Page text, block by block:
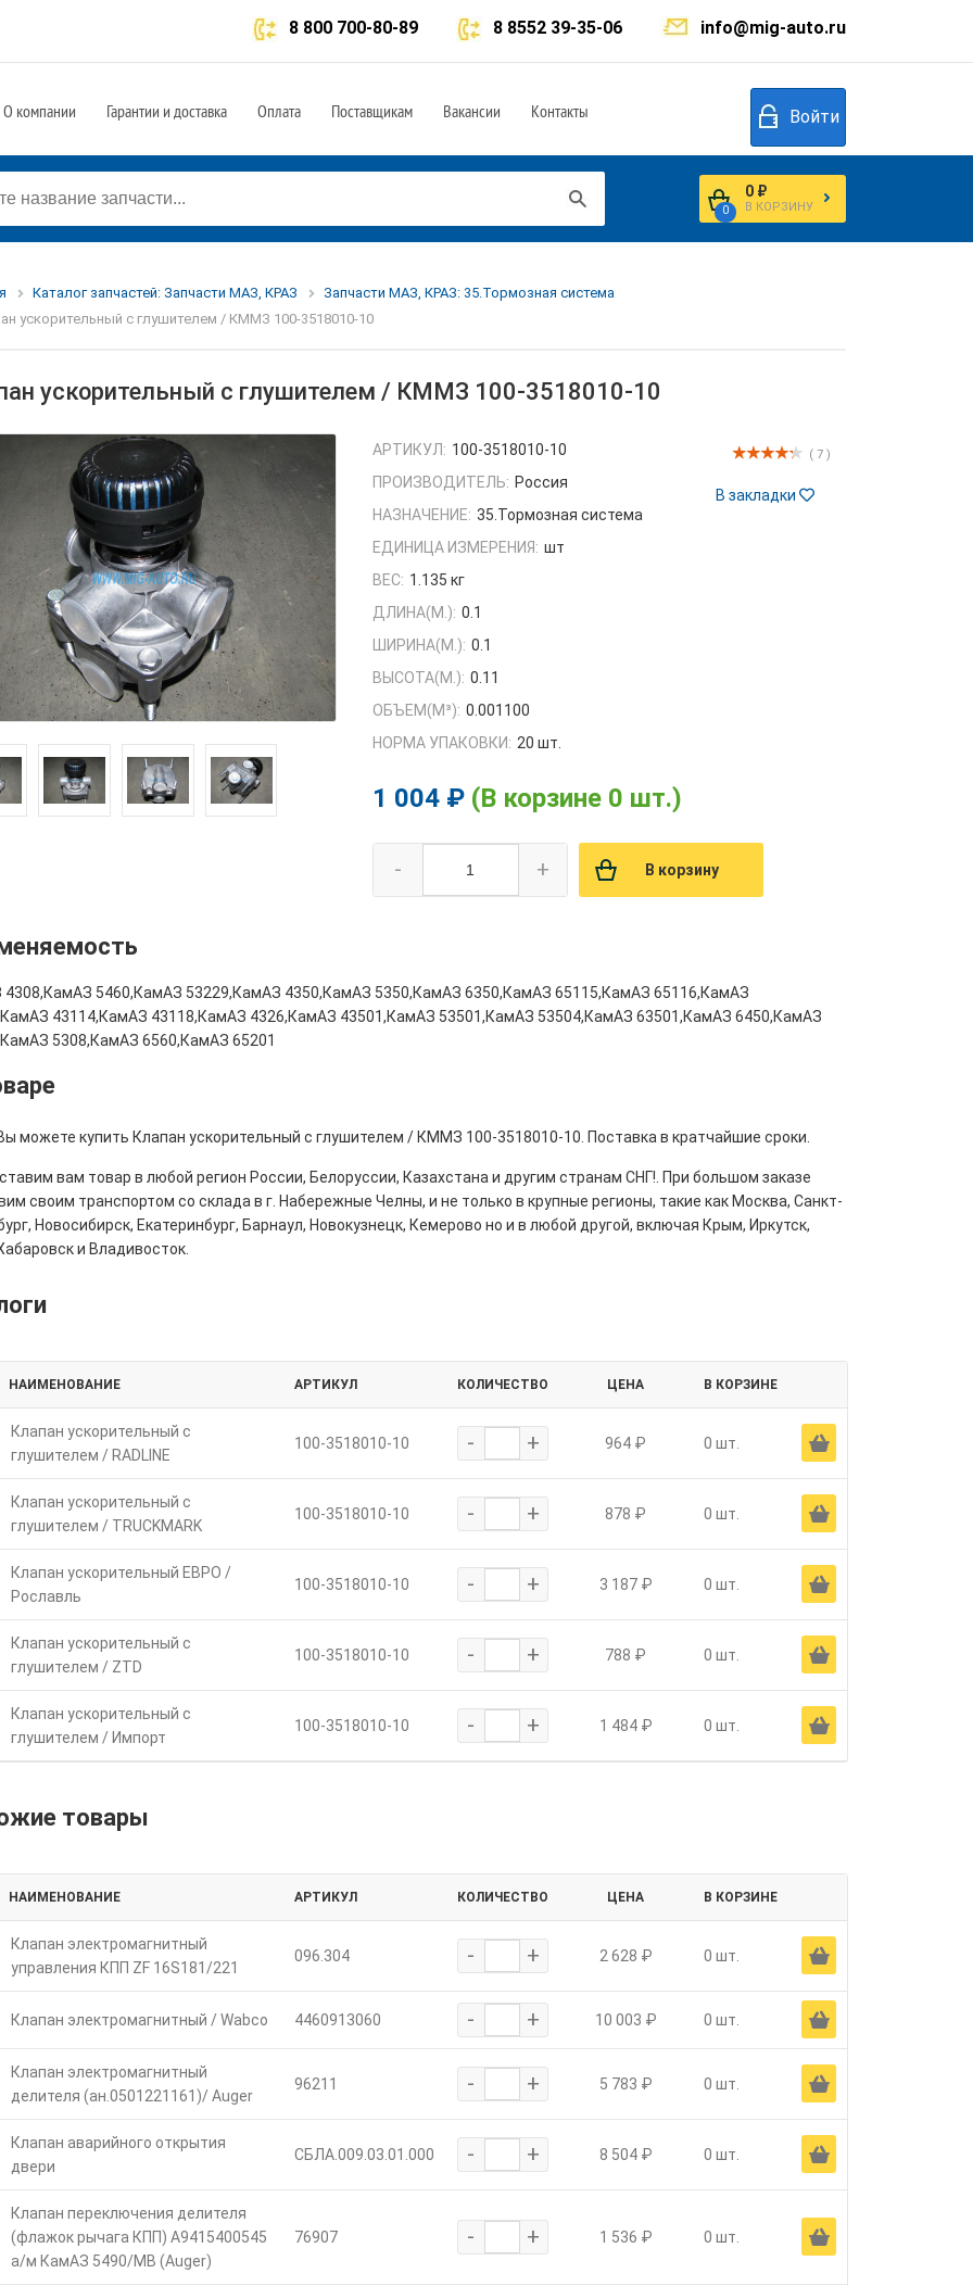
info@mig-auto.ru
8 8552 39-35-06
8 800 700-80-89
О компании Гарантии и доставка Оплата Поставщикам Вакансии Контакты Войти
0
0 ₽
В КОРЗИНУ
Каталог запчастей: Запчасти МАЗ, КРАЗ
Запчасти МАЗ, КРАЗ: 35.Тормозная система
ускорительный с глушителем / КММЗ 100-3518010-10
ускорительный с глушителем / КММЗ 100-3518010-10
( 7 )
В закладки
АРТИКУЛ: 100-3518010-10
ПРОИЗВОДИТЕЛЬ: Россия
НАЗНАЧЕНИЕ: 35.Тормозная система
ЕДИНИЦА ИЗМЕРЕНИЯ: шт
ВЕС: 1.135 кг
ДЛИНА(М.): 0.1
ШИРИНА(М.): 0.1
ВЫСОТА(М.): 0.11
ОБЪЕМ(M³): 0.001100
НОРМА УПАКОВКИ: 20 шт.
1 004 ₽ (В корзине 0 шт.)
- + В корзину
5460,КамАЗ 53229,КамАЗ 4350,КамАЗ 5350,КамАЗ 6350,КамАЗ 65115,КамАЗ 65116,КамАЗ
43114,КамАЗ 43118,КамАЗ 4326,КамАЗ 43501,КамАЗ 53501,КамАЗ 53504,КамАЗ 63501,КамАЗ 6450,КамАЗ
5308,КамАЗ 6560,КамАЗ 65201
можете купить Клапан ускорительный с глушителем / КММЗ 100-3518010-10. Поставка в кратчайшие сроки.
вам товар в любой регион России, Белоруссии, Казахстана и другим странам СНГ!. При большом заказе
своим транспортом со склада в г. Набережные Челны, и не только в крупные регионы, такие как Москва, Санкт-
Новосибирск, Екатеринбург, Барнаул, Новокузнецк, Кемерово но и в любой другой, включая Крым, Иркутск,
и Владивосток.
НАИМЕНОВАНИЕ АРТИКУЛ КОЛИЧЕСТВО ЦЕНА В КОРЗИНЕ
Клапан ускорительный с
глушителем / RADLINE
100-3518010-10 - + 964 ₽ 0 шт. Ä
Клапан ускорительный с
глушителем / TRUCKMARK
100-3518010-10 - + 878 ₽ 0 шт. Ä
Клапан ускорительный ЕВРО /
Рославль
100-3518010-10 - + 3 187 ₽ 0 шт. Ä
Клапан ускорительный с
глушителем / ZTD
100-3518010-10 - + 788 ₽ 0 шт. Ä
Клапан ускорительный с
глушителем / Импорт
100-3518010-10 - + 1 484 ₽ 0 шт. Ä
товары
НАИМЕНОВАНИЕ АРТИКУЛ КОЛИЧЕСТВО ЦЕНА В КОРЗИНЕ
Клапан электромагнитный
управления КПП ZF 16S181/221
096.304 - + 2 628 ₽ 0 шт. Ä
Клапан электромагнитный / Wabco 4460913060 - + 10 003 ₽ 0 шт. Ä
Клапан электромагнитный
делителя (ан.0501221161)/ Auger
96211 - + 5 783 ₽ 0 шт. Ä
Клапан аварийного открытия
двери
СБЛА.009.03.01.000 - + 8 504 ₽ 0 шт. Ä
Клапан переключения делителя
(флажок рычага КПП) A9415400545
а/м КамАЗ 5490/МВ (Auger)
76907 - + 1 536 ₽ 0 шт. Ä